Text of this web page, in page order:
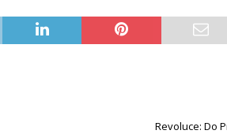
Revoluce: Do